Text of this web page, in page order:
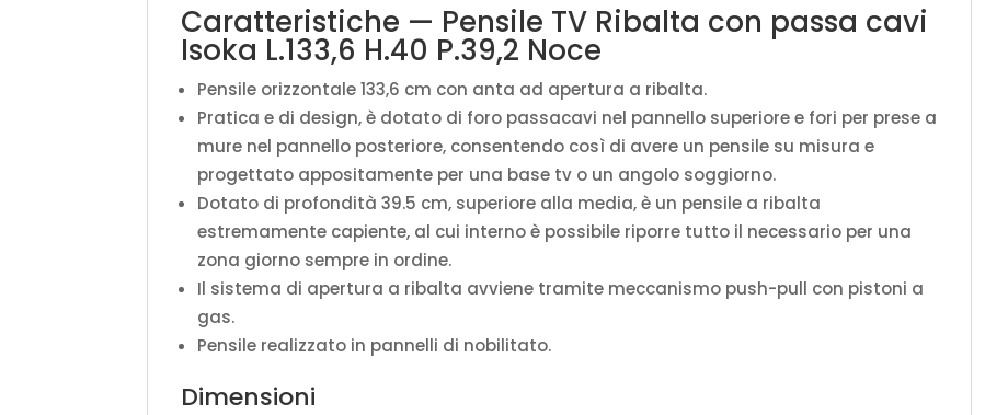
Caratteristiche — Pensile TV Ribalta con passa cavi
Isoka L.133,6 H.40 P.39,2 Noce
Pensile orizzontale 133,6 cm con anta ad apertura a ribalta.
Pratica e di design, è dotato di foro passacavi nel pannello superiore e fori per prese a
mure nel pannello posteriore, consentendo così di avere un pensile su misura e
progettato appositamente per una base tv o un angolo soggiorno.
Dotato di profondità 39.5 cm, superiore alla media, è un pensile a ribalta
estremamente capiente, al cui interno è possibile riporre tutto il necessario per una
zona giorno sempre in ordine.
Il sistema di apertura a ribalta avviene tramite meccanismo push-pull con pistoni a
gas.
Pensile realizzato in pannelli di nobilitato.
Dimensioni